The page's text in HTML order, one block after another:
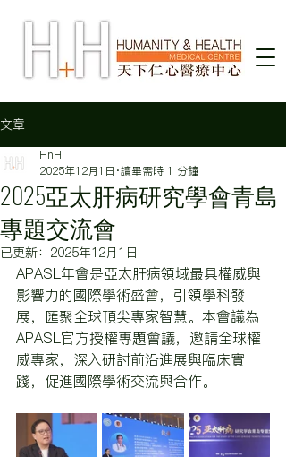
文章
2025亞太肝病研究學會青島
專題交流會
HnH
2025年12月1日 讀畢需時 1 分鐘
已更新： 2025年12月1日
APASL年會是亞太肝病領域最具權威與
影響力的國際學術盛會，引領學科發
展，匯聚全球頂尖專家智慧。本會議為
APASL官方授權專題會議，邀請全球權
威專家，深入研討前沿進展與臨床實
踐，促進國際學術交流與合作。